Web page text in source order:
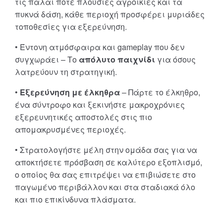
πυκνά δάση, κάθε περιοχή προσφέρει μυριάδες
τοποθεσίες για εξερεύνηση.
• Έντονη ατμόσφαιρα και gameplay που δεν
συγχωράει – Το απόλυτο παιχνίδι για όσους
λατρεύουν τη στρατηγική.
• Εξερεύνηση με έλκηθρα– Πάρτε το έλκηθρο,
ένα σύντροφο και ξεκινήστε μακροχρόνιες
εξερευνητικές αποστολές στις πιο
απομακρυσμένες περιοχές.
• Στρατολογήστε μέλη στην ομάδα σας για να
αποκτήσετε πρόσβαση σε καλύτερο εξοπλισμό,
ο οποίος θα σας επιτρέψει να επιβιώσετε στο
παγωμένο περιβάλλον και στα σταδιακά όλο
και πιο επικίνδυνα πλάσματα.